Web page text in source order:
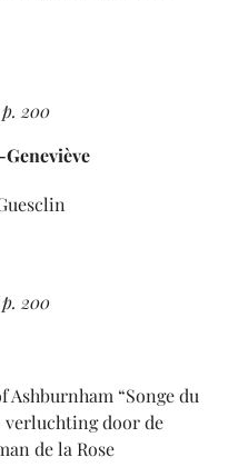
200
200
Ashburnham “Songe du
verluchting door de
de la Rose